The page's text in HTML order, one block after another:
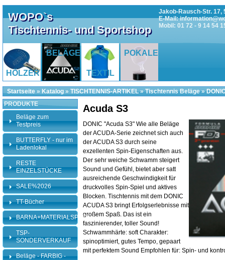
WOPO`s
Tischtennis- und Sportshop
Jakob-Rausch-Str. 17,
E-Mail:
Mobil: 01 72 - 9 14 54
HÖLZER
BELÄGE
TEXTIL
POKALE
Startseite » Katalog » TISCHTENNIS-ARTIKEL»Tischtennis Beläge»
Acuda S3
DONIC "Acuda S3" Wie alle Beläge
der ACUDA-Serie zeichnet sich auch
der ACUDA S3 durch seine
exzellenten Spin-Eigenschaften aus.
Der sehr weiche Schwamm steigert
Sound und Gefühl, bietet aber satt
ausreichende Geschwindigkeit für
druckvolles Spin-Spiel und aktives
Blocken. Tischtennis mit dem DONIC
ACUDA S3 bringt Erfolgserlebnisse mit
großem Spaß. Das ist ein
faszinierender, toller Sound!
Schwammhärte: soft Charakter:
spinoptimiert, gutes Tempo, gepaart
mit perfektem Sound Empfohlen für: Spin- und
PRODUKTE
Beläge zum
Testpreis
BUTTERFLY - nur im
Ladenlokal
RESTE
EINZELSTÜCKE
SALE%2026
TT-Bücher
BARNA+MATERIALSPEZI
TSP-
SONDERVERKAUF
Beläge - FARBIG -